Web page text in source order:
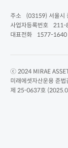
주소
(03159) 서울시
사업자등록번호
211-
대표전화
1577-1640
ⓒ 2024 MIRAE
미래에셋자산운용 준법
제 25-0637호